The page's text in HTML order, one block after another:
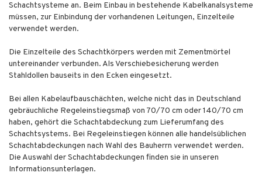
Schachtsysteme an. Beim Einbau in bestehende Kabelkanalsysteme
müssen, zur Einbindung der vorhandenen Leitungen, Einzelteile
verwendet werden.
Die Einzelteile des Schachtkörpers werden mit Zementmörtel
untereinander verbunden. Als Verschiebesicherung werden
Stahldollen bauseits in den Ecken eingesetzt.
Bei allen Kabelaufbauschächten, welche nicht das in Deutschland
gebräuchliche Regeleinstiegsmaß von 70/70 cm oder 140/70 cm
haben, gehört die Schachtabdeckung zum Lieferumfang des
Schachtsystems. Bei Regeleinstiegen können alle handelsüblichen
Schachtabdeckungen nach Wahl des Bauherrn verwendet werden.
Die Auswahl der Schachtabdeckungen finden sie in unseren
Informationsunterlagen.